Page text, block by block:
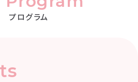
プログラム